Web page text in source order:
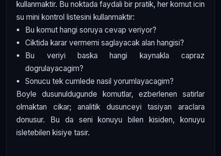
kullanmaktir. Bu noktada faydali bir pratik, her komut icin
su mini kontrol listesini kullanmaktir:
Bu komut hangi soruya cevap veriyor?
Ciktida karar vermemi saglayacak alan hangisi?
Bu veriyi baska hangi kaynakla capraz
dogrulayacagim?
Sonucu tek cumlede nasil yorumlayacagim?
Boyle dusunuldugunde komutlar, ezberlenen satirlar
olmaktan cikar; analitik dusunceyi tasiyan araclara
donusur. Bu da seni konuyu bilen kisiden, konuyu
isletebilen kisiye tasir.